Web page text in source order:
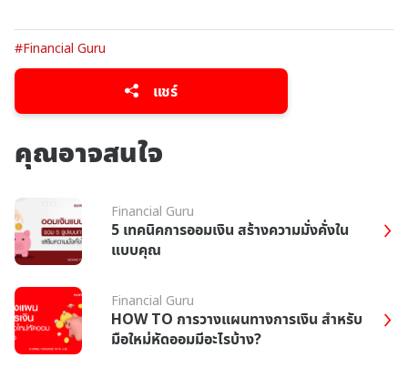
#Financial Guru
แชร์
คุณอาจสนใจ
Financial Guru
5 เทคนิคการออมเงิน สร้างความมั่งคั่งใน
แบบคุณ
Financial Guru
HOW TO การวางแผนทางการเงิน สำหรับ
มือใหม่หัดออมมีอะไรบ้าง?